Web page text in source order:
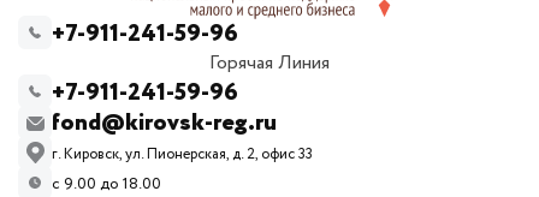
+7-911-241-59-96
Горячая Линия
+7-911-241-59-96
fond@kirovsk-reg.ru
г. Кировск, ул. Пионерская, д. 2, офис 33
с 9.00 до 18.00